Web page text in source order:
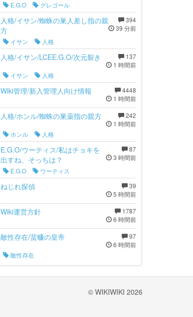
E.G.O
グレゴール
394
39 分前
人格/イサン/蜘蛛の巣人差し指の親
方
イサン
人格
137
1 時間前
人格/イサン/LCEE.G.O/次元裂き
イサン
人格
4448
1 時間前
Wiki管理/新入管理人向け情報
242
1 時間前
人格/ホンル/蜘蛛の巣薬指の親方
ホンル
人格
87
3 時間前
E.G.O/ウーティス/私はチョキを
出すね、そっちは？
E.G.O
ウーティス
39
5 時間前
ねじれ探偵
1787
6 時間前
Wiki運営方針
97
6 時間前
敵性存在/蜚蠊の皇帝
敵性存在
© WIKIWIKI 2026